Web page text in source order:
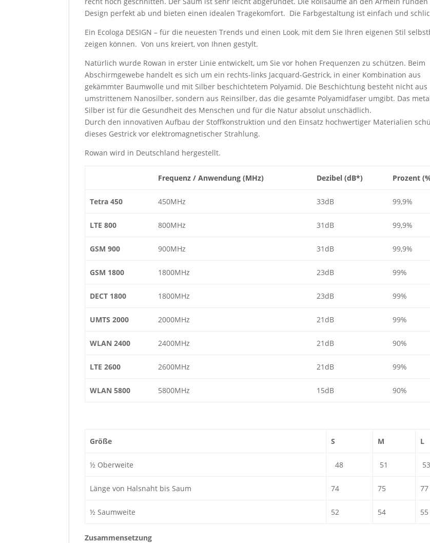
Design perfekt ab und bieten einen idealen Tragekomfort. Die Farbgestaltung ist einfach und
Ein Ecologa DESIGN – für die neuesten Trends und einen Look, mit dem Sie Ihren eigenen Stil
zeigen können. Von uns kreiert, von Ihnen gestylt.
Natürlich wurde Rowan in erster Linie entwickelt, um Sie vor hohen Frequenzen zu schützen. Beim
Abschirmgewebe handelt es sich um ein rechts-links Jacquard-Gestrick, in einer Kombination aus
gekämmter Baumwolle und mit Silber beschichtetem Polyamid. Die Beschichtung besteht nicht aus
umstrittenem Nanosilber, sondern aus Reinsilber, das die gesamte Polyamidfaser umgibt. Das
Silber ist für die Gesundheit des Menschen und für die Natur absolut unschädlich.
Durch den innovativen Aufbau der Stoffkonstruktion und den Einsatz hochwertiger Materialien
dieses Gestrick vor elektromagnetischer Strahlung.
Rowan wird in Deutschland hergestellt.
Frequenz / Anwendung (MHz) Dezibel (dB*) Prozent
Tetra 450 450MHz 33dB 99,9%
LTE 800 800MHz 31dB 99,9%
GSM 900 900MHz 31dB 99,9%
GSM 1800 1800MHz 23dB 99%
DECT 1800 1800MHz 23dB 99%
UMTS 2000 2000MHz 21dB 99%
WLAN 2400 2400MHz 21dB 90%
LTE 2600 2600MHz 21dB 99%
WLAN 5800 5800MHz 15dB 90%
Größe S M L
½ Oberweite 48 51 53
Länge von Halsnaht bis Saum 74 75 77
½ Saumweite 52 54 55
Zusammensetzung